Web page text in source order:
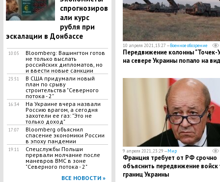
спрогнозиров
али курс
рубля при
эскалации в Донбассе
10:05
​Bloomberg: Вашингтон готов
не только выслать
российских дипломатов, но
и ввести новые санкции
23:51
В США придумали новый
план по срыву
строительства "Северного
потока - 2"
16:34
На Украине вчера назвали
Россию врагом, а сегодня
захотели ее газ: "Это не
только доход"
17:07
Bloomberg объяснил
спасение экономики России
в эпоху пандемии
19:11
Спецслужбы Польши
прервали молчание после
маневров ВМС в зоне
"Северного потока - 2"
ВСЕ НОВОСТИ »
10 апреля 2021, 13:27 —Военное обозрение
Передвижение колонны "Точек-
на севере Украины попало на
9 апреля 2021, 23:29 —Мир
Франция требует от РФ срочно
объяснить передвижение войск
границ Украины